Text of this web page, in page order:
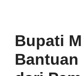
Bupati